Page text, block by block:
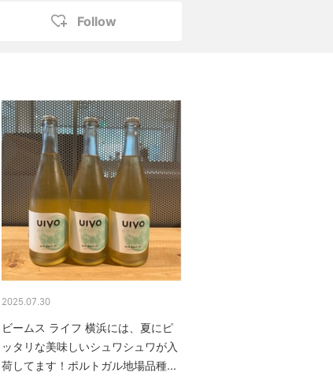
Follow
2025.07.30
ビームス ライフ 横浜には、夏にピ
ッタリな美味しいシュワシュワが入
荷してます！ポルトガル地場品種...